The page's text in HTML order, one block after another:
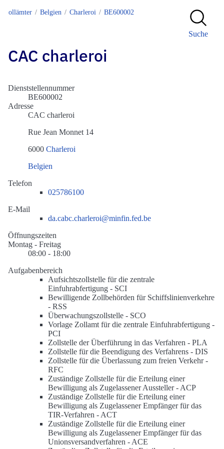
Zollämter Belgien Charleroi BE600002
Suche
CAC charleroi
Dienststellennummer
BE600002
Adresse
CAC charleroi
Rue Jean Monnet 14
6000 Charleroi
Belgien
Telefon
025786100
E-Mail
da.cabc.charleroi@minfin.fed.be
Öffnungszeiten
Montag - Freitag
08:00 - 18:00
Aufgabenbereich
Aufsichtszollstelle für die zentrale
Einfuhrabfertigung - SCI
Bewilligende Zollbehörden für Schiffslinienverkehre
- RSS
Überwachungszollstelle - SCO
Vorlage Zollamt für die zentrale Einfuhrabfertigung -
PCI
Zollstelle der Überführung in das Verfahren - PLA
Zollstelle für die Beendigung des Verfahrens - DIS
Zollstelle für die Überlassung zum freien Verkehr -
RFC
Zuständige Zollstelle für die Erteilung einer
Bewilligung als Zugelassener Aussteller - ACP
Zuständige Zollstelle für die Erteilung einer
Bewilligung als Zugelassener Empfänger für das
TIR-Verfahren - ACT
Zuständige Zollstelle für die Erteilung einer
Bewilligung als Zugelassener Empfänger für das
Unionsversandverfahren - ACE